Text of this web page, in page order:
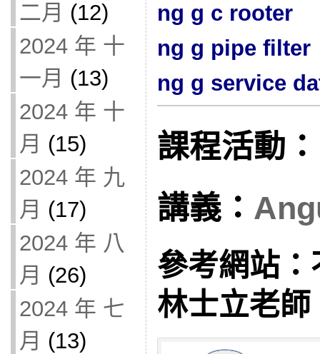
二月 (12)
2024 年 十
一月 (13)
2024 年 十
月 (15)
2024 年 九
月 (17)
2024 年 八
月 (26)
2024 年 七
月 (13)
ng g c rooter
ng g pipe filter
ng g service
課程活動：
講義：
參考網站
林士立老師